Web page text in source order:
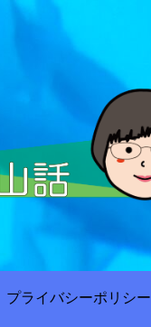
プライバシーポリシー